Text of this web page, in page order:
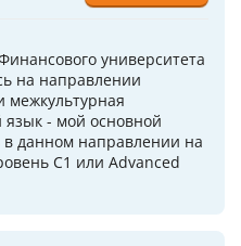
университета
на направлении
межкультурная
язык - мой основной
данном направлении на
С1 или Advanced